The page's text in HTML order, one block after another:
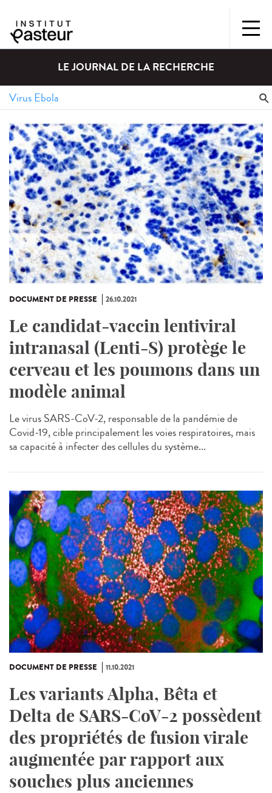
LE JOURNAL DE LA RECHERCHE
DOCUMENT DE PRESSE 26.10.2021
Le candidat-vaccin lentiviral
intranasal (Lenti-S) protège le
cerveau et les poumons dans un
modèle animal
Le virus SARS-CoV-2, responsable de la pandémie de
Covid-19, cible principalement les voies respiratoires, mais
sa capacité à infecter des cellules du système...
DOCUMENT DE PRESSE 11.10.2021
Les variants Alpha, Bêta et
Delta de SARS-CoV-2 possèdent
des propriétés de fusion virale
augmentée par rapport aux
souches plus anciennes